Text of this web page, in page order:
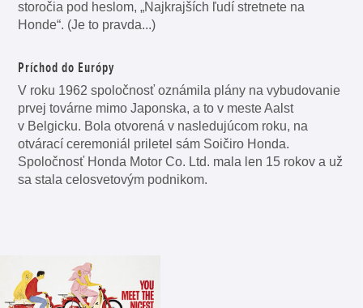
storočia pod heslom, „Najkrajších ľudí stretnete na
Honde“. (Je to pravda...)
Príchod do Európy
V roku 1962 spoločnosť oznámila plány na vybudovanie
prvej továrne mimo Japonska, a to v meste Aalst
v Belgicku. Bola otvorená v nasledujúcom roku, na
otvárací ceremoniál priletel sám Soičiro Honda.
Spoločnosť Honda Motor Co. Ltd. mala len 15 rokov a už
sa stala celosvetovým podnikom.